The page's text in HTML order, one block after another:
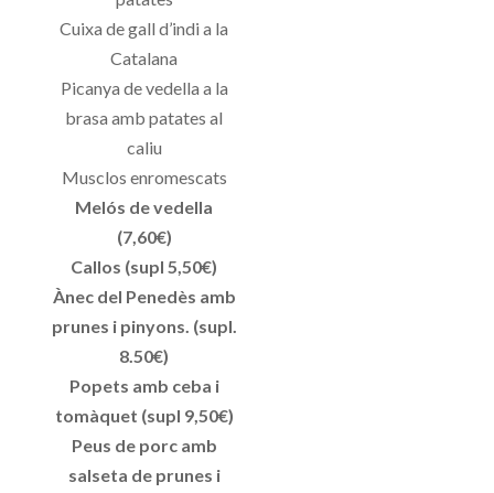
Cuixa de gall d’indi a la
Catalana
Picanya de vedella a la
brasa amb patates al
caliu
Musclos enromescats
Melós de vedella
(7,60€)
Callos (supl 5,50€)
Ànec del Penedès amb
prunes i pinyons. (supl.
8.50€)
Popets amb ceba i
tomàquet (supl 9,50€)
Peus de porc amb
salseta de prunes i